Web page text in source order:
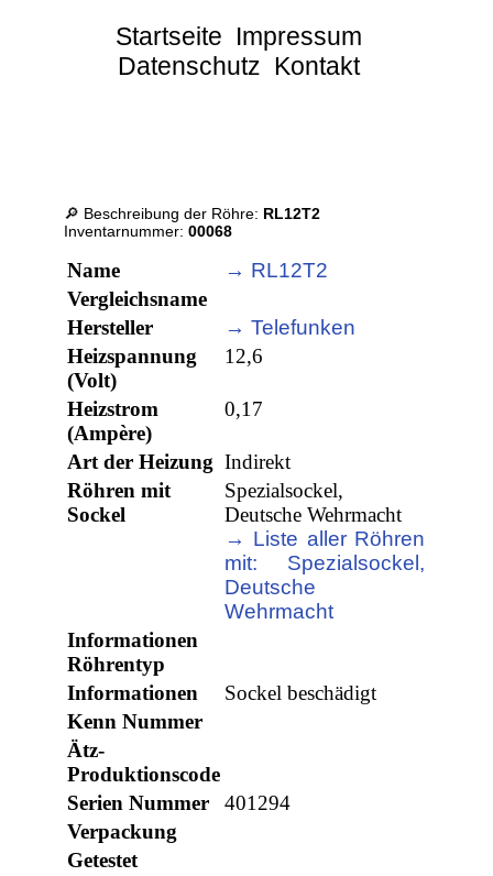
Startseite Impressum
Datenschutz Kontakt
🔎 Beschreibung der Röhre: RL12T2
Inventarnummer:00068
Name
→ RL12T2
Vergleichsname
Hersteller
→ Telefunken
Heizspannung
(Volt)
12,6
Heizstrom
(Ampère)
0,17
Art der Heizung Indirekt
Röhren mit
Sockel
Spezialsockel,
Deutsche Wehrmacht
→ Liste aller Röhren
mit: Spezialsockel,
Deutsche
Wehrmacht
Informationen
Röhrentyp
Informationen
Sockel beschädigt
Kenn Nummer
Ätz-
Produktionscode
Serien Nummer
401294
Verpackung
Getestet